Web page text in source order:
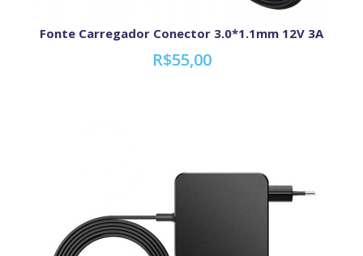
Fonte Carregador Conector 3.0*1.1mm 12V 3A
R$55,00